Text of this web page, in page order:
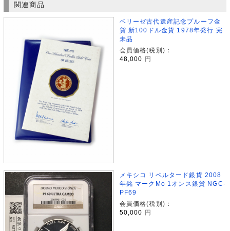
関連商品
ベリーゼ古代遺産記念プルーフ金
貨 新100ドル金貨 1978年発行 完
未品
会員価格(税別)：
48,000
円
メキシコ リベルタード銀貨 2008
年銘 マークMo 1オンス銀貨 NGC-
PF69
会員価格(税別)：
50,000 円